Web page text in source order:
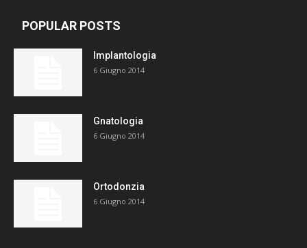
POPULAR POSTS
Implantologia
6 Giugno 2014
Gnatologia
6 Giugno 2014
Ortodonzia
6 Giugno 2014